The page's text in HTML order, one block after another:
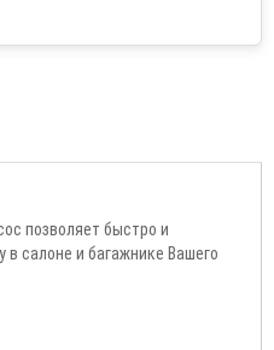
позволяет быстро и
в салоне и багажнике Вашего